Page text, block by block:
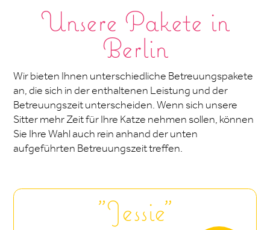
Unsere Pakete in
Berlin
Wir bieten Ihnen unterschiedliche Betreuungspakete
an, die sich in der enthaltenen Leistung und der
Betreuungszeit unterscheiden. Wenn sich unsere
Sitter mehr Zeit für Ihre Katze nehmen sollen, können
Sie Ihre Wahl auch rein anhand der unten
aufgeführten Betreuungszeit treffen.
"Jessie"